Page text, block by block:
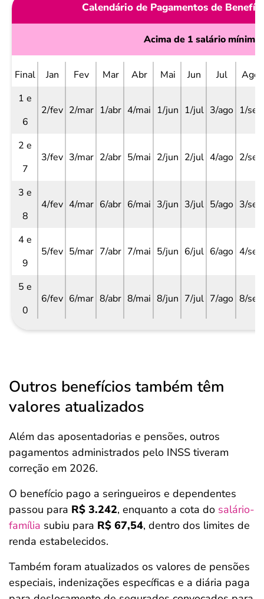
Calendário de Pagamentos de
Acima de 1 salário mínimo
Final Jan Fev Mar Abr Mai Jun Jul
Ago
1 e
6
2/fev 2/mar 1/abr 4/mai 1/jun 1/jul 3/ago 1/set
2 e
7
3/fev 3/mar 2/abr 5/mai 2/jun 2/jul 4/ago 2/set
3 e
8
4/fev 4/mar 6/abr 6/mai 3/jun 3/jul 5/ago 3/set
4 e
9
5/fev 5/mar 7/abr 7/mai 5/jun 6/jul 6/ago 4/set
5 e
0
6/fev 6/mar 8/abr 8/mai 8/jun 7/jul 7/ago 8/set
Outros benefícios também têm
valores atualizados
Além das aposentadorias e pensões, outros
pagamentos administrados pelo INSS tiveram
correção em 2026.
O benefício pago a seringueiros e dependentes
passou para R$ 3.242, enquanto a cota do salário-
família subiu para R$ 67,54, dentro dos limites de
renda estabelecidos.
Também foram atualizados os valores de pensões
especiais, indenizações específicas e a diária paga